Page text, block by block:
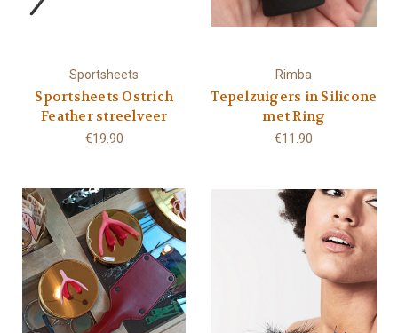
Sportsheets
Sportsheets Ostrich
Feather streelveer
€19.90
Rimba
Tepelzuigers in Silicone
met Ring
€11.90